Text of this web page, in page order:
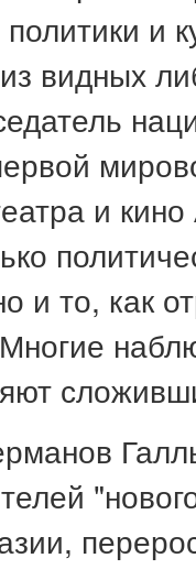
и
видных
и
и то, как